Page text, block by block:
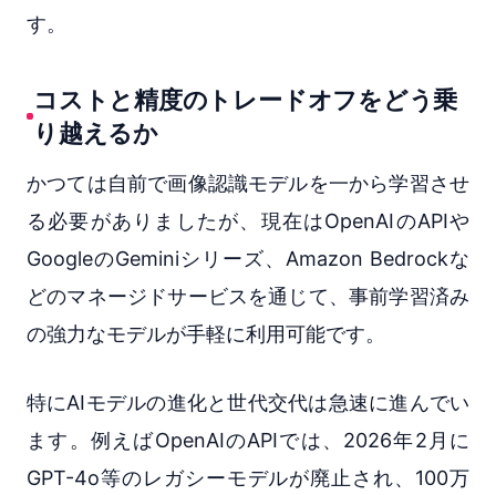
す。
コストと精度のトレードオフをどう乗
り越えるか
かつては自前で画像認識モデルを一から学習させ
る必要がありましたが、現在はOpenAIのAPIや
GoogleのGeminiシリーズ、Amazon Bedrockな
どのマネージドサービスを通じて、事前学習済み
の強力なモデルが手軽に利用可能です。
特にAIモデルの進化と世代交代は急速に進んでい
ます。例えばOpenAIのAPIでは、2026年2月に
GPT-4o等のレガシーモデルが廃止され、100万